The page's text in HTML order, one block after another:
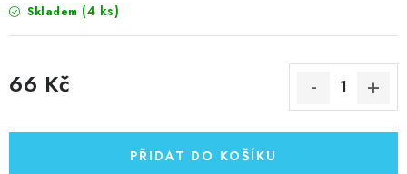
Skladem (4 ks)
66 Kč
PŘIDAT DO KOŠÍKU